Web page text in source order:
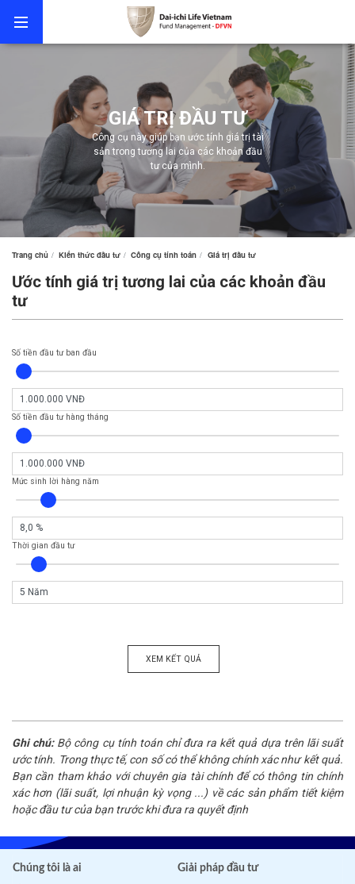
GIÁ TRỊ ĐẦU TƯ
Công cụ này giúp bạn ước tính giá trị tài
sản trong tương lai của các khoản đầu
tư của mình.
Trang chủ Kiến thức đầu tư Công cụ tính toán Giá trị đầu tư
Ước tính giá trị tương lai của các khoản đầu
tư
Số tiền đầu tư ban đầu
Số tiền đầu tư hàng tháng
Mức sinh lời hàng năm
Thời gian đầu tư
XEM KẾT QUẢ
Ghi chú:Bộ công cụ tính toán chỉ đưa ra kết quả dựa trên lãi suất
ước tính. Trong thực tế, con số có thể không chính xác như kết quả.
Bạn cần tham khảo với chuyên gia tài chính để có thông tin chính
xác hơn (lãi suất, lợi nhuận kỳ vọng ...) về các sản phẩm tiết kiệm
hoặc đầu tư của bạn trước khi đưa ra quyết định
Chúng tôi là ai Giải pháp đầu tư